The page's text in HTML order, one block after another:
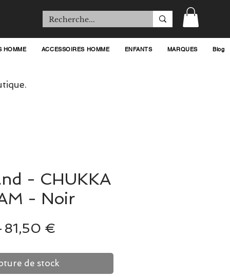
HOMME ACCESSOIRES HOMME ENFANTS MARQUES Blog
- CHUKKA
- Noir
Prix
81,50 €
de stock